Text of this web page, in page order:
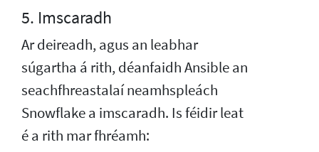
5. Imscaradh
Ar deireadh, agus an leabhar
súgartha á rith, déanfaidh Ansible an
seachfhreastalaí neamhspleách
Snowflake a imscaradh. Is féidir leat
é a rith mar fhréamh: